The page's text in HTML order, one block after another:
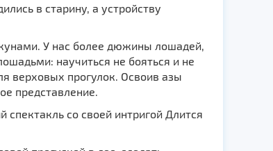
в старину, а устройству
У нас более дюжины лошадей,
научиться не бояться и не
верховых прогулок. Освоив азы
представление.
со своей интригой Длится